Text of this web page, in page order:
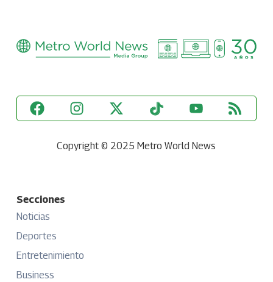
Copyright © 2025 Metro World News
Secciones
Noticias
Deportes
Entretenimiento
Business